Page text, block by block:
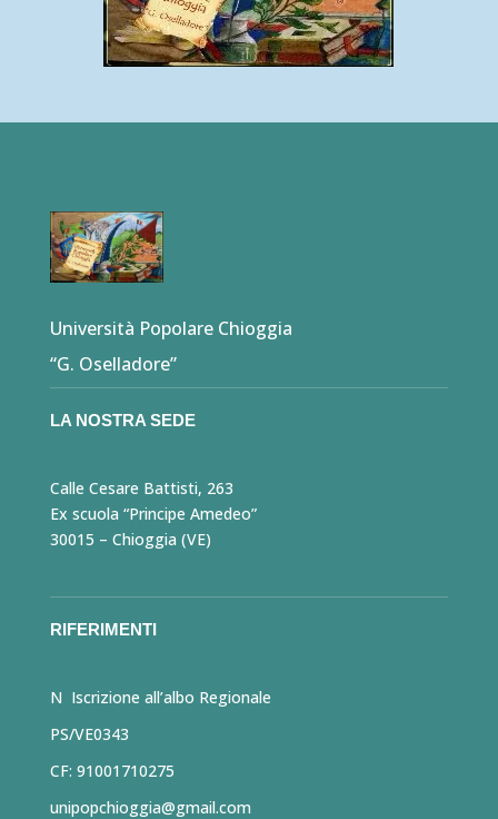
Università Popolare Chioggia
“G. Oselladore”
LA NOSTRA SEDE
Calle Cesare Battisti, 263
Ex scuola “Principe Amedeo”
30015 – Chioggia (VE)
RIFERIMENTI
N Iscrizione all’albo Regionale
PS/VE0343
CF: 91001710275
unipopchioggia@gmail.com